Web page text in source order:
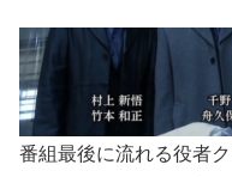
番組最後に流れる役者